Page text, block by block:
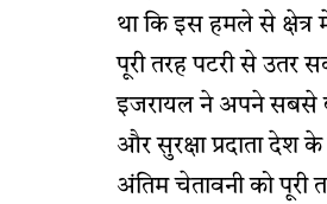
था कि इस हमले से क्षेत्र में
पूरी तरह पटरी से उतर
इजरायल ने अपने सबसे
और सुरक्षा प्रदाता देश के
अंतिम चेतावनी को पूरी